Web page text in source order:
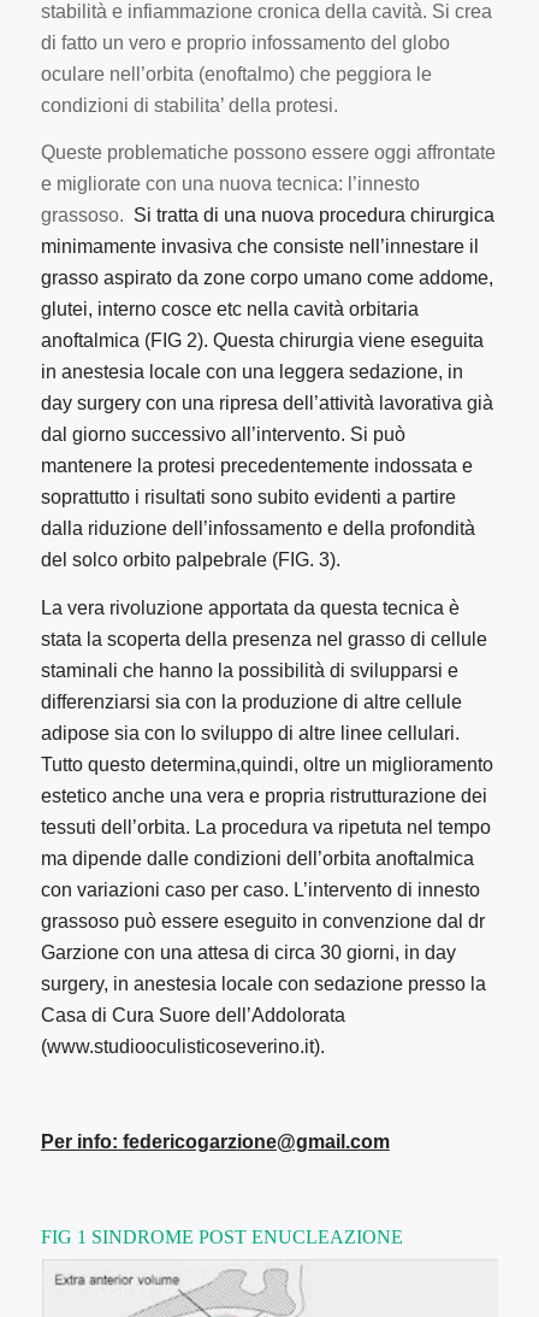
stabilità e infiammazione cronica della cavità. Si crea
di fatto un vero e proprio infossamento del globo
oculare nell’orbita (enoftalmo) che peggiora le
condizioni di stabilita’ della protesi.
Queste problematiche possono essere oggi affrontate
e migliorate con una nuova tecnica: l’innesto
grassoso. Si tratta di una nuova procedura chirurgica
minimamente invasiva che consiste nell’innestare il
grasso aspirato da zone corpo umano come addome,
glutei, interno cosce etc nella cavità orbitaria
anoftalmica (FIG 2). Questa chirurgia viene eseguita
in anestesia locale con una leggera sedazione, in
day surgery con una ripresa dell’attività lavorativa già
dal giorno successivo all’intervento. Si può
mantenere la protesi precedentemente indossata e
soprattutto i risultati sono subito evidenti a partire
dalla riduzione dell’infossamento e della profondità
del solco orbito palpebrale (FIG. 3).
La vera rivoluzione apportata da questa tecnica è
stata la scoperta della presenza nel grasso di cellule
staminali che hanno la possibilità di svilupparsi e
differenziarsi sia con la produzione di altre cellule
adipose sia con lo sviluppo di altre linee cellulari.
Tutto questo determina,quindi, oltre un miglioramento
estetico anche una vera e propria ristrutturazione dei
tessuti dell’orbita. La procedura va ripetuta nel tempo
ma dipende dalle condizioni dell’orbita anoftalmica
con variazioni caso per caso. L’intervento di innesto
grassoso può essere eseguito in convenzione dal dr
Garzione con una attesa di circa 30 giorni, in day
surgery, in anestesia locale con sedazione presso la
Casa di Cura Suore dell’Addolorata
(www.studiooculisticoseverino.it).
Per info: federicogarzione@gmail.com
FIG 1 SINDROME POST ENUCLEAZIONE